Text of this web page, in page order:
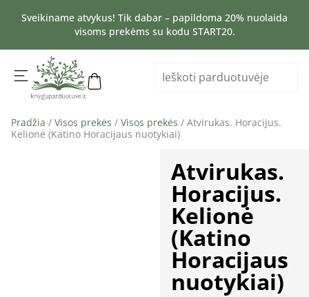
Sveikiname atvykus! Tik dabar – papildoma 20% nuolaida
visoms prekėms su kodu START20.
Pradžia / Visos prekės / Visos prekės / Atvirukas. Horacijus.
Kelionė (Katino Horacijaus nuotykiai)
Atvirukas.
Horacijus.
Kelionė
(Katino
Horacijaus
nuotykiai)